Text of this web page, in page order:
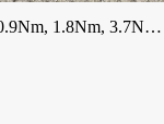
1.8Nm, 3.7N…